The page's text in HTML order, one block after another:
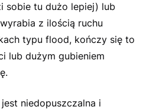
sobie tu dużo lepiej) lub
z ilością ruchu
typu flood, kończy się to
lub dużym gubieniem
niedopuszczalna i